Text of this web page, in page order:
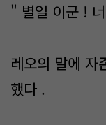
" 별일 이군 !
레오의 말에 자
했다 .